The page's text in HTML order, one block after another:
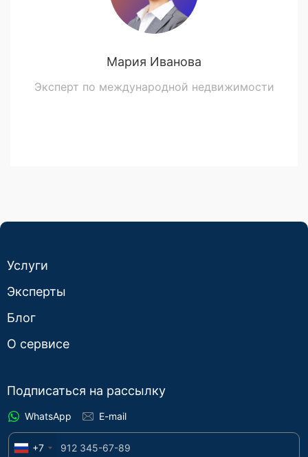
Мария Иванова
Эксперт по международной недвижимости
Услуги
Эксперты
Блог
О сервисе
Подписаться на рассылку
WhatsApp E-mail
+7